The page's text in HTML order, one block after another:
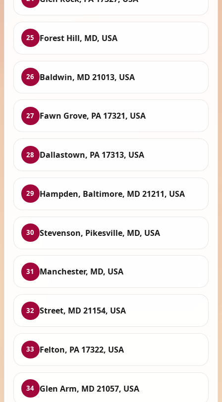
25 Forest Hill, MD, USA
26 Baldwin, MD 21013, USA
27 Fawn Grove, PA 17321, USA
28 Dallastown, PA 17313, USA
29 Hampden, Baltimore, MD 21211, USA
30 Stevenson, Pikesville, MD, USA
31 Manchester, MD, USA
32 Street, MD 21154, USA
33 Felton, PA 17322, USA
34 Glen Arm, MD 21057, USA